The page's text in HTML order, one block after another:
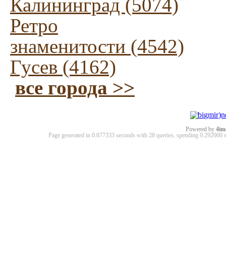
Калининград (5074)
Ретро
знаменитости (4542)
Гусев (4162)
все города >>
Powered by
Page generated in 0.877333 seconds with 28 queries, spending